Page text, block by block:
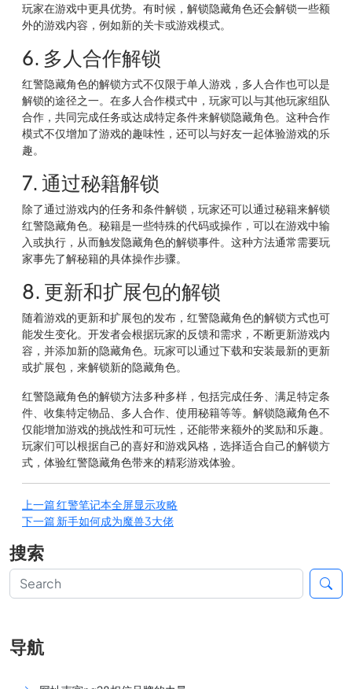
玩家在游戏中更具优势。有时候，解锁隐藏角色还会解锁一些额
外的游戏内容，例如新的关卡或游戏模式。
6. 多人合作解锁
红警隐藏角色的解锁方式不仅限于单人游戏，多人合作也可以是
解锁的途径之一。在多人合作模式中，玩家可以与其他玩家组队
合作，共同完成任务或达成特定条件来解锁隐藏角色。这种合作
模式不仅增加了游戏的趣味性，还可以与好友一起体验游戏的乐
趣。
7. 通过秘籍解锁
除了通过游戏内的任务和条件解锁，玩家还可以通过秘籍来解锁
红警隐藏角色。秘籍是一些特殊的代码或操作，可以在游戏中输
入或执行，从而触发隐藏角色的解锁事件。这种方法通常需要玩
家事先了解秘籍的具体操作步骤。
8. 更新和扩展包的解锁
随着游戏的更新和扩展包的发布，红警隐藏角色的解锁方式也可
能发生变化。开发者会根据玩家的反馈和需求，不断更新游戏内
容，并添加新的隐藏角色。玩家可以通过下载和安装最新的更新
或扩展包，来解锁新的隐藏角色。
红警隐藏角色的解锁方法多种多样，包括完成任务、满足特定条
件、收集特定物品、多人合作、使用秘籍等等。解锁隐藏角色不
仅能增加游戏的挑战性和可玩性，还能带来额外的奖励和乐趣。
玩家们可以根据自己的喜好和游戏风格，选择适合自己的解锁方
式，体验红警隐藏角色带来的精彩游戏体验。
上一篇红警笔记本全屏显示攻略
下一篇新手如何成为魔兽3大佬
搜索
导航